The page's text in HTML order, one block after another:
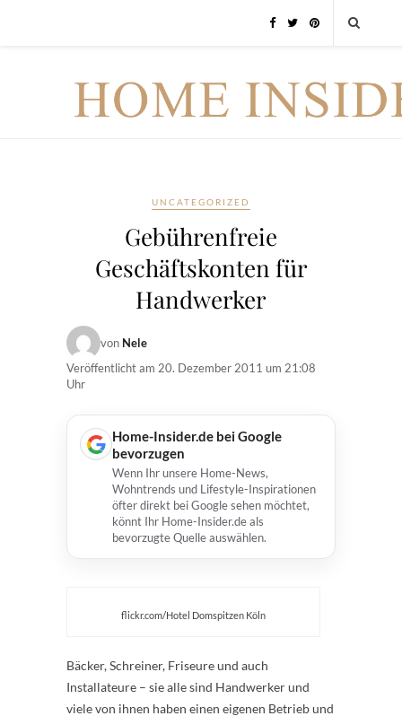
UNCATEGORIZED
Gebührenfreie
Geschäftskonten für
Handwerker
von Nele
Veröffentlicht am 20. Dezember 2011 um 21:08
Uhr
Home-Insider.de bei Google
bevorzugen
Wenn Ihr unsere Home-News,
Wohntrends und Lifestyle-Inspirationen
öfter direkt bei Google sehen möchtet,
könnt Ihr Home-Insider.de als
bevorzugte Quelle auswählen.
flickr.com/Hotel Domspitzen Köln
Bäcker, Schreiner, Friseure und auch
Installateure – sie alle sind Handwerker und
viele von ihnen haben einen eigenen Betrieb und